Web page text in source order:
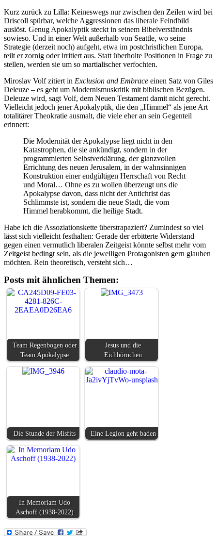
Kurz zurück zu Lilla: Keineswegs nur zwischen den Zeilen wird bei
Driscoll spürbar, welche Aggressionen das liberale Feindbild
auslöst. Genug Apokalyptik steckt in seinem Bibelverständnis
sowieso. Und in einer Welt außerhalb von Seattle, wo seine
Strategie (derzeit noch) aufgeht, etwa im postchristlichen Europa,
teilt er zornig oder irritiert aus. Statt überholte Positionen in Frage zu
stellen, werden sie um so martialischer verfochten.
Miroslav Volf zitiert in Exclusion and Embrace einen Satz von Giles
Deleuze – es geht um Modernismuskritik mit biblischen Bezügen.
Deleuze wird, sagt Volf, dem Neuen Testament damit nicht gerecht.
Vielleicht jedoch jener Apokalyptik, die den „Himmel“ als jene Art
totalitärer Theokratie ausmalt, die viele eher an sein Gegenteil
erinnert:
Die Modernität der Apokalypse liegt nicht in den
Katastrophen, die sie ankündigt, sondern in der
programmierten Selbstverklärung, der glanzvollen
Errichtung des neuen Jerusalem, in der wahnsinnigen
Konstruktion einer endgültigen Herrschaft von Recht
und Moral… Ohne es zu wollen überzeugt uns die
Apokalypse davon, dass nicht der Antichrist das
Schlimmste ist, sondern die neue Stadt, die vom
Himmel herabkommt, die heilige Stadt.
Habe ich die Assoziationskette überstrapaziert? Zumindest so viel
lässt sich vielleicht festhalten: Gerade der erbitterte Widerstand
gegen einen vermutlich liberalen Zeitgeist könnte selbst mehr vom
Zeitgeist bedingt sein, als die jeweiligen Protagonisten gern glauben
möchten. Rein theoretisch, versteht sich…
Posts mit ähnlichen Themen:
Team Regenbogen oder
Team Apokalypse
Jesus und die
Eichhörnchen
Die Stunde der Misfits Eine Legion geht baden
In Memoriam Udo
Aschoff (1938-2022)